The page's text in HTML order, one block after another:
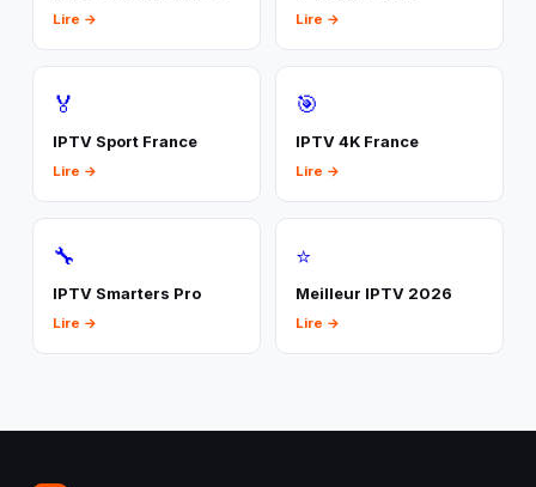
Lire → Lire →
🏅
IPTV Sport France
Lire →
🎯
IPTV 4K France
Lire →
🔧
IPTV Smarters Pro
Lire →
⭐
Meilleur IPTV 2026
Lire →